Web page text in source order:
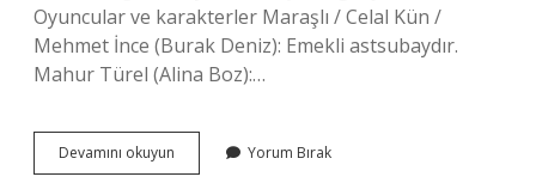
Oyuncular ve karakterler Maraşlı / Celal Kün /
Mehmet İnce (Burak Deniz): Emekli astsubaydır.
Mahur Türel (Alina Boz):…
Devamını okuyun
Da
Yorum Bırak